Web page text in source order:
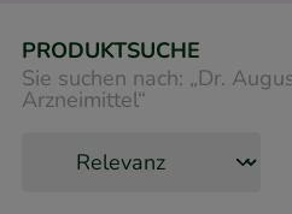
PRODUKTSUCHE
Sie suchen nach: „Dr.
Arzneimittel“